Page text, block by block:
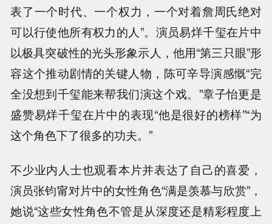
表了一个时代、一个权力，一个对着詹周氏绝对
可以行使他所有权力的人”。演员易烊千玺在片中
以极具突破性的光头形象示人，他用“第三只眼”形
容这个推动剧情的关键人物，陈可辛导演感慨“完
全没想到千玺能来帮我们演这个戏。”章子怡更是
盛赞易烊千玺在片中的表现“他是很好的榜样”“为
这个角色下了很多的功夫。”
不少业内人士也观看本片并表达了自己的喜爱，
演员张钧甯对片中的女性角色“满是羡慕与欣赏”，
她说“这些女性角色不管是从深度还是精彩程度上